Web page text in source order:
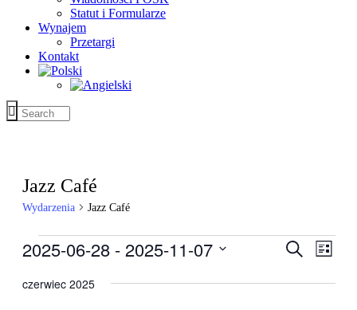
Statut i Formularze
Wynajem
Przetargi
Kontakt
Jazz Café
Wydarzenia Jazz Café
Wydarzenia
po
Szukaj
Lista
2025-06-28 - 2025-11-07
datę.
czerwiec 2025